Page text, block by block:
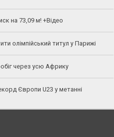
на 73,09 м! +Відео
олімпійський титул у Парижі
через усю Африку
Європи U23 у метанні